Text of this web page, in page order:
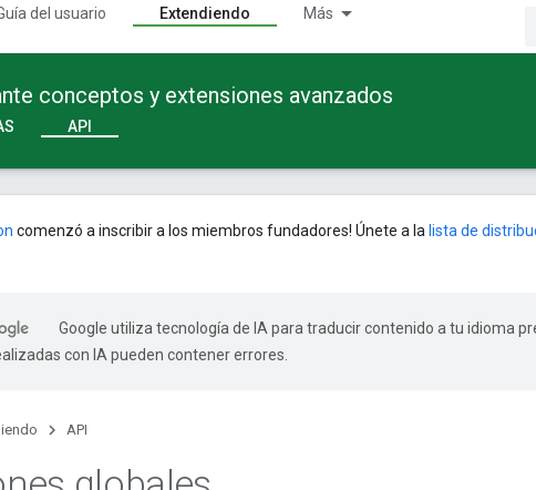
del usuario Extendiendo Más
conceptos y extensiones avanzados
API
comenzó a inscribir a los miembros fundadores! Únete a la lista de
Google utiliza tecnología de IA para traducir contenido a tu idioma
con IA pueden contener errores.
API